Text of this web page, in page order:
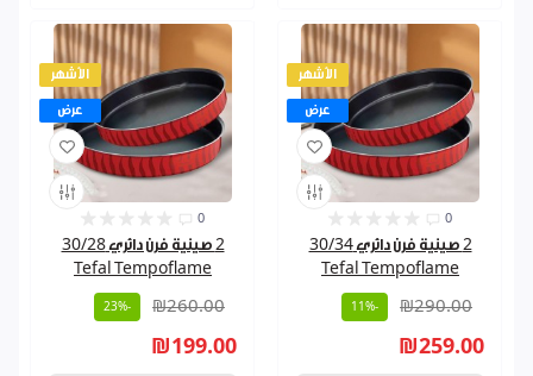
الأشهر
عرض
0
2 صينية فرن دائري 30/28
Tefal Tempoflame
₪260.00
-23%
₪199.00
الأشهر
عرض
0
2 صينية فرن دائري 30/34
Tefal Tempoflame
₪290.00
-11%
₪259.00